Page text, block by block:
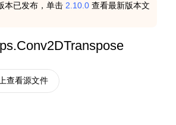
本已发布，单击 2.10.0 查看最新版本文